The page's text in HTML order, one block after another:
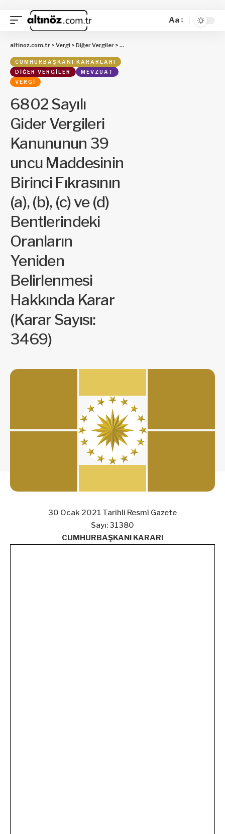
Aa
altinoz.com.tr > Vergi > Diğer Vergiler > 6802 Sayılı Gider Vergileri
CUMHURBAŞKANI KARARLARI
DIĞER VERGILER
MEVZUAT
VERGI
6802 Sayılı
Gider Vergileri
Kanununun 39
uncu Maddesinin
Birinci Fıkrasının
(a), (b), (c) ve (d)
Bentlerindeki
Oranların
Yeniden
Belirlenmesi
Hakkında Karar
(Karar Sayısı:
3469)
30 Ocak 2021 Tarihli Resmî Gazete
Sayı: 31380
CUMHURBAŞKANI KARARI